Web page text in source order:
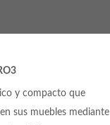
y compacto que
sus muebles mediante